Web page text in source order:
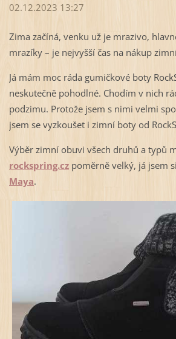
02.12.2023 13:27
Zima začíná, venku už je mrazivo,
mrazíky – je nejvyšší čas na nákup
Já mám moc ráda gumičkové boty
neskutečně pohodlné. Chodím v nich
podzimu. Protože jsem s nimi velmi
jsem se vyzkoušet i zimní boty od
Výběr zimní obuvi všech druhů a typů
rockspring.czpoměrně velký, já jsem
Maya.